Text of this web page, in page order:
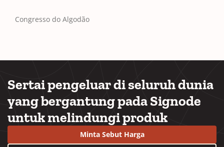
Congresso do Algodão
Sertai pengeluar di seluruh dunia
yang bergantung pada Signode
untuk melindungi produk
Minta Sebut Harga